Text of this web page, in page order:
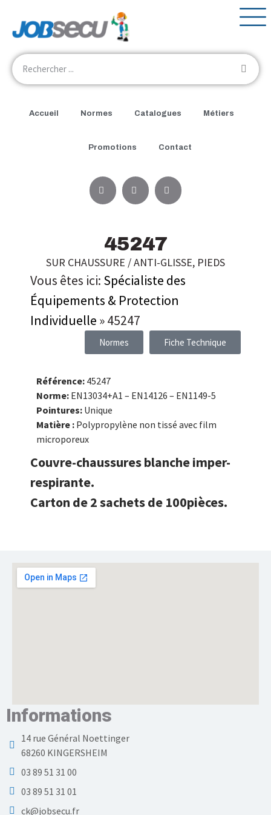
Accueil Normes Catalogues Métiers
Promotions Contact
45247
SUR CHAUSSURE / ANTI-GLISSE, PIEDS
Vous êtes ici: Spécialiste des
Équipements & Protection
Individuelle »45247
Normes Fiche Technique
Référence: 45247
Norme: EN13034+A1 – EN14126 – EN1149-5
Pointures: Unique
Matière : Polypropylène non tissé avec film
microporeux
Couvre-chaussures blanche imper-
respirante.
Carton de 2 sachets de 100pièces.
Informations
14 rue Général Noettinger
68260 KINGERSHEIM
03 89 51 31 00
03 89 51 31 01
ck@jobsecu.fr